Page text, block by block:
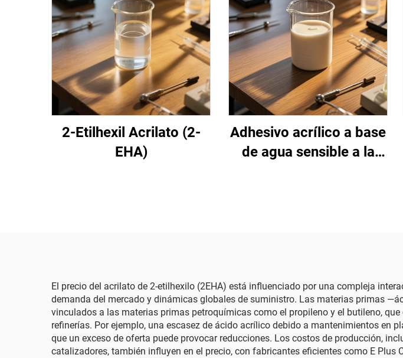
2-Etilhexil Acrilato (2-
EHA)
Adhesivo acrílico a base
de agua sensible a la
El precio del acrilato de 2-etilhexilo (2EHA) está influenciado por una compleja
demanda del mercado y dinámicas globales de suministro. Las materias primas
vinculados a las materias primas petroquímicas como el propileno y el butileno,
refinerías. Por ejemplo, una escasez de ácido acrílico debido a mantenimientos en
que un exceso de oferta puede provocar reducciones. Los costos de producción,
catalizadores, también influyen en el precio, con fabricantes eficientes como E